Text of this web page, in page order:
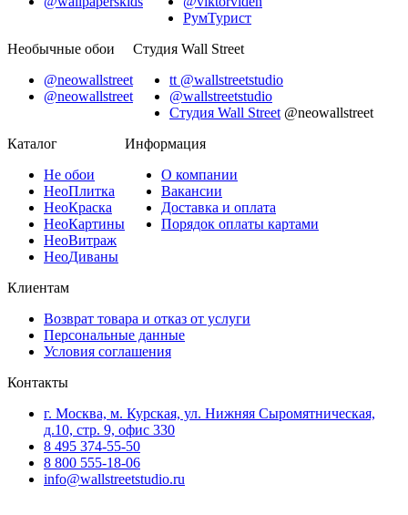
РумТурист
Необычные обои
@neowallstreet
@neowallstreet
Студия Wall Street
tt @wallstreetstudio
@wallstreetstudio
Студия Wall Street @neowallstreet
Каталог
Не обои
НеоПлитка
НеоКраска
НеоКартины
НеоВитраж
НеоДиваны
Информация
О компании
Вакансии
Доставка и оплата
Порядок оплаты картами
Клиентам
Возврат товара и отказ от услуги
Персональные данные
Условия соглашения
Контакты
г. Москва, м. Курская, ул. Нижняя Сыромятническая,
д.10, стр. 9, офис 330
8 495 374-55-50
8 800 555-18-06
info@wallstreetstudio.ru